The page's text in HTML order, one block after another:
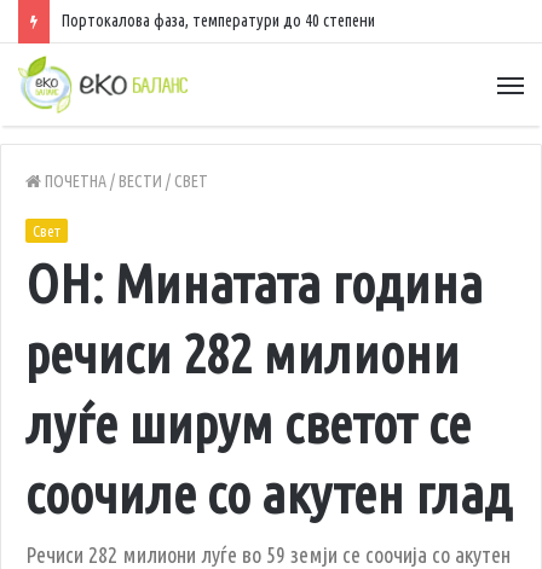
Портокалова фаза, температури до 40 степени
ПОЧЕТНА/ ВЕСТИ / СВЕТ
Свет
ОН: Минатата година
речиси 282 милиони
луѓе ширум светот се
соочиле со акутен глад
Речиси 282 милиони луѓе во 59 земји се соочија со акутен